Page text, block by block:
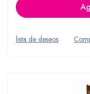
lista de deseos